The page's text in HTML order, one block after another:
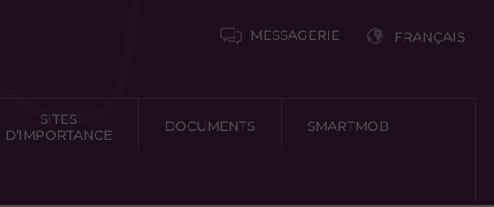
MESSAGERIE FRANÇAIS
SITES
D’IMPORTANCE
DOCUMENTS SMARTMOB